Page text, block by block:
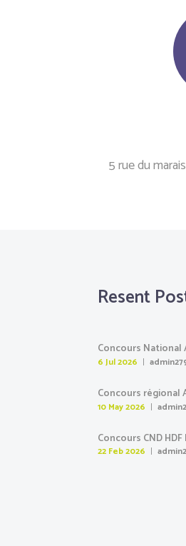
5 rue du
Resent
Concours National
6 Jul 2026
Concours régional
10 May 2026
Concours CND
22 Feb 2026